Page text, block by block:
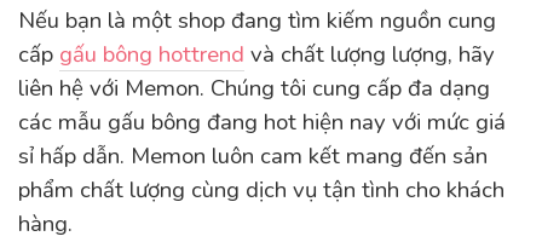
Nếu bạn là một shop đang tìm kiếm nguồn cung
cấp gấu bông hottrend và chất lượng lượng, hãy
liên hệ với Memon. Chúng tôi cung cấp đa dạng
các mẫu gấu bông đang hot hiện nay với mức giá
sỉ hấp dẫn. Memon luôn cam kết mang đến sản
phẩm chất lượng cùng dịch vụ tận tình cho khách
hàng.